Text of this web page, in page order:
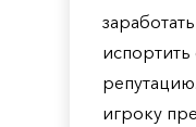
игроку